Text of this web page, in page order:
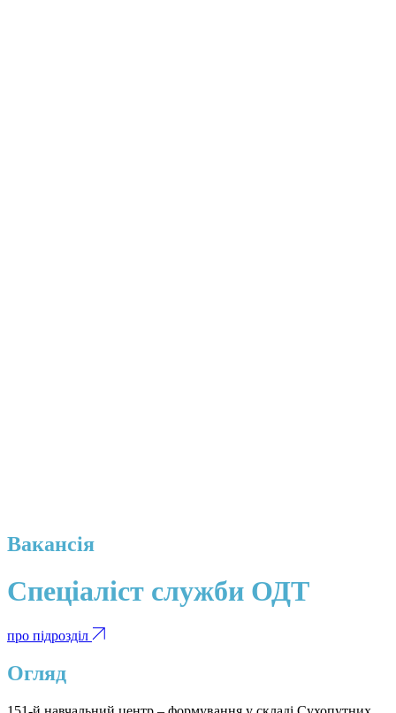
Вакансія
Спеціаліст служби ОДТ
про підрозділ
Огляд